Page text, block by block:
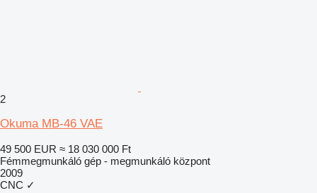
2
Okuma MB-46 VAE
49 500 EUR ≈ 18 030 000 Ft
Fémmegmunkáló gép - megmunkáló központ
2009
CNC ✓